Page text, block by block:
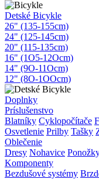
Detské Bicykle
26" (135-155cm)
24" (125-145cm)
20" (115-135cm)
16" (1O5-12Ocm)
14" (9O-11Ocm)
12" (8O-1OOcm)
Doplnky
Príslušenstvo
Blatníky Cyklopočítače
Osvetlenie Prilby Tašky
Oblečenie
Dresy Nohavice
Komponenty
Bezdušové systémy